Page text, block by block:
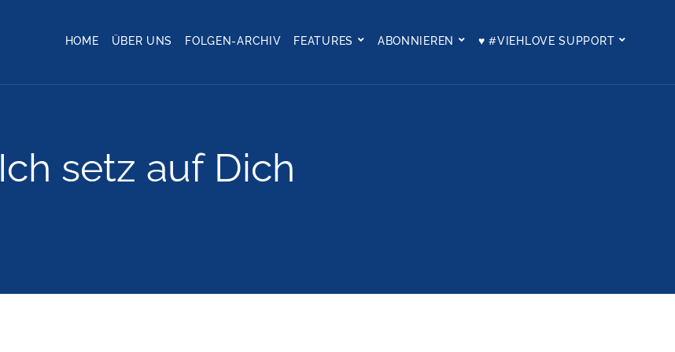
HOME ÜBER UNS FOLGEN-ARCHIV FEATURES ABONNIEREN ♥ #VIEHLOVE SUPPORT
Ich setz auf Dich